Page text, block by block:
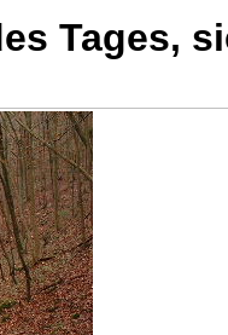
Tages,